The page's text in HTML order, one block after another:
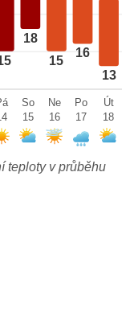
18
15
16
13
So
15
Ne
16
Po
17
Út
18
teploty v průběhu